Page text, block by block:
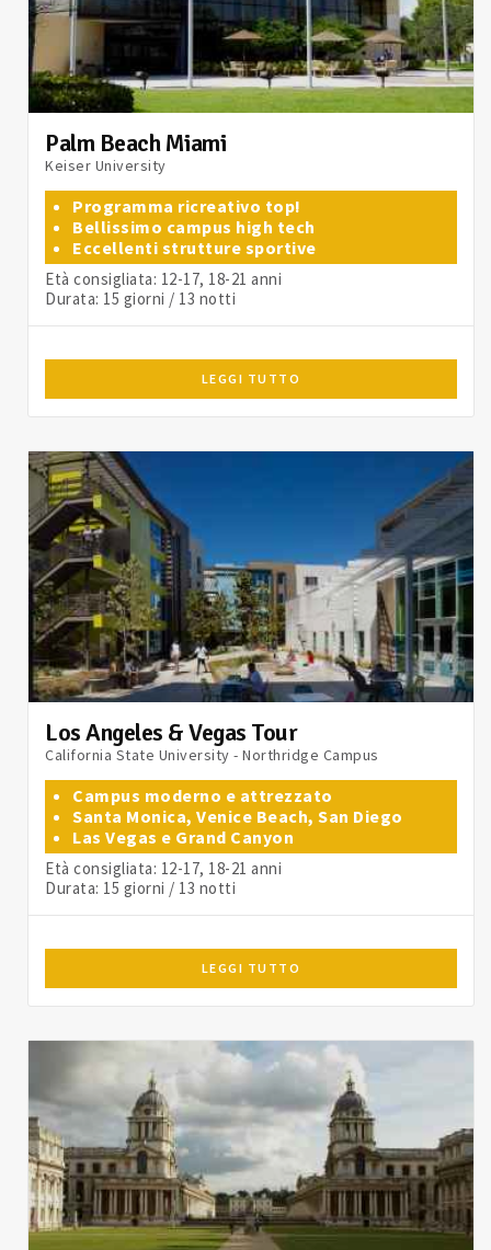
Palm Beach Miami
Keiser University
Programma ricreativo top!
Bellissimo campus high tech
Eccellenti strutture sportive
Età consigliata: 12-17, 18-21 anni
Durata: 15 giorni / 13 notti
LEGGI TUTTO
Los Angeles & Vegas Tour
California State University - Northridge Campus
Campus moderno e attrezzato
Santa Monica, Venice Beach, San Diego
Las Vegas e Grand Canyon
Età consigliata: 12-17, 18-21 anni
Durata: 15 giorni / 13 notti
LEGGI TUTTO